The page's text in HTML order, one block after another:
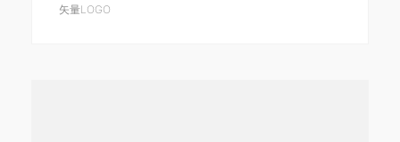
矢量LOGO